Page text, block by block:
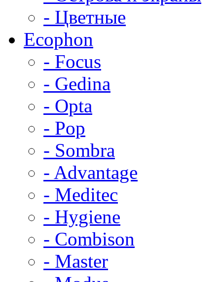
- Цветные
Ecophon
- Focus
- Gedina
- Opta
- Pop
- Sombra
- Advantage
- Meditec
- Hygiene
- Combison
- Master